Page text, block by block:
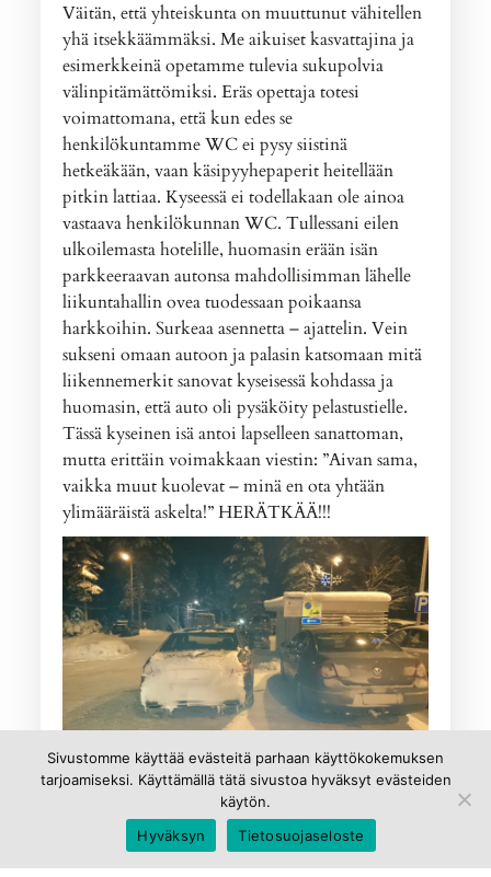
Väitän, että yhteiskunta on muuttunut vähitellen
yhä itsekkäämmäksi. Me aikuiset kasvattajina ja
esimerkkeinä opetamme tulevia sukupolvia
välinpitämättömiksi. Eräs opettaja totesi
voimattomana, että kun edes se
henkilökuntamme WC ei pysy siistinä
hetkeäkään, vaan käsipyyhepaperit heitellään
pitkin lattiaa. Kyseessä ei todellakaan ole ainoa
vastaava henkilökunnan WC. Tullessani eilen
ulkoilemasta hotelille, huomasin erään isän
parkkeeraavan autonsa mahdollisimman lähelle
liikuntahallin ovea tuodessaan poikaansa
harkkoihin. Surkeaa asennetta – ajattelin. Vein
sukseni omaan autoon ja palasin katsomaan mitä
liikennemerkit sanovat kyseisessä kohdassa ja
huomasin, että auto oli pysäköity pelastustielle.
Tässä kyseinen isä antoi lapselleen sanattoman,
mutta erittäin voimakkaan viestin: ”Aivan sama,
vaikka muut kuolevat – minä en ota yhtään
ylimääräistä askelta!” HERÄTKÄÄ!!!
Puutuin tuohon tapaukseen soittamalla
pysäköinnin valvontaan, toivottavasti hinasivat
auton pois. Parempi tapa olisi ollut tietysti etsiä
henkilö käsiin ja yrittää herättää hänet itse, mutta
ei se niin helppoa ole. Puuttuminen ei ole
Sivustomme käyttää evästeitä parhaan käyttökokemuksen
tarjoamiseksi. Käyttämällä tätä sivustoa hyväksyt evästeiden
käytön.
Hyväksyn
Tietosuojaseloste